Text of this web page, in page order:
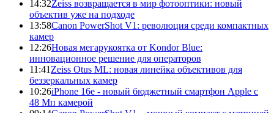
14:32Zeiss возвращается в мир фотооптики: новый
объектив уже на подходе
13:58Canon PowerShot V1: революция среди компактных
камер
12:26Новая мегарукоятка от Kondor Blue:
инновационное решение для операторов
11:41 Zeiss Otus ML: новая линейка объективов для
беззеркальных камер
10:26iPhone 16e - новый бюджетный смартфон Apple с
48 Мп камерой